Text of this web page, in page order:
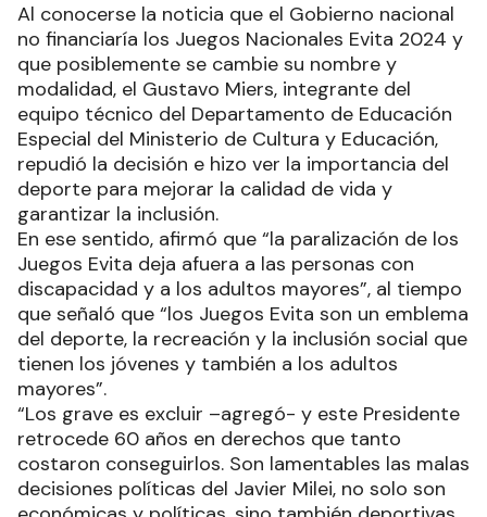
Al conocerse la noticia que el Gobierno nacional
no financiaría los Juegos Nacionales Evita 2024 y
que posiblemente se cambie su nombre y
modalidad, el Gustavo Miers, integrante del
equipo técnico del Departamento de Educación
Especial del Ministerio de Cultura y Educación,
repudió la decisión e hizo ver la importancia del
deporte para mejorar la calidad de vida y
garantizar la inclusión.
En ese sentido, afirmó que “la paralización de los
Juegos Evita deja afuera a las personas con
discapacidad y a los adultos mayores”, al tiempo
que señaló que “los Juegos Evita son un emblema
del deporte, la recreación y la inclusión social que
tienen los jóvenes y también a los adultos
mayores”.
“Los grave es excluir –agregó- y este Presidente
retrocede 60 años en derechos que tanto
costaron conseguirlos. Son lamentables las malas
decisiones políticas del Javier Milei, no solo son